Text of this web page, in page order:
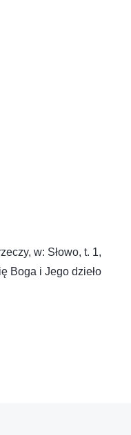
w: Słowo, t. 1,
Boga i Jego dzieło